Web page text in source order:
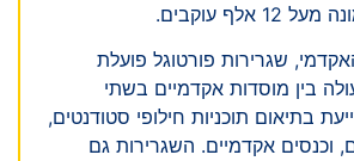
אלף עוקבים.
שגרירות פורטוגל פועלת
בין מוסדות אקדמיים בשתי
בתיאום תוכניות חילופי סטודנטים,
וכנסים אקדמיים. השגרירות גם